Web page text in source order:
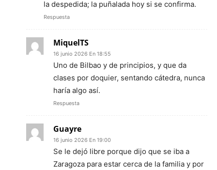
la despedida; la puñalada hoy si se confirma.
Respuesta
MiquelTS
16 junio 2026 En 18:55
Uno de Bilbao y de principios, y que da
clases por doquier, sentando cátedra, nunca
haría algo así.
Respuesta
Guayre
16 junio 2026 En 19:00
Se le dejó libre porque dijo que se iba a
Zaragoza para estar cerca de la familia y por